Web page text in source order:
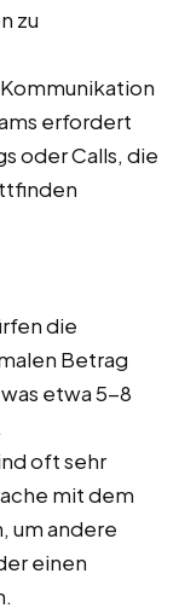
zu
erfordert
oder Calls, die
die
Betrag
etwa 5-8
oft sehr
mit dem
um andere
einen